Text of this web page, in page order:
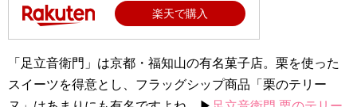
楽天で購入
「足立音衛門」は京都・福知山の有名菓子店。栗を使った
スイーツを得意とし、フラッグシップ商品「栗のテリー